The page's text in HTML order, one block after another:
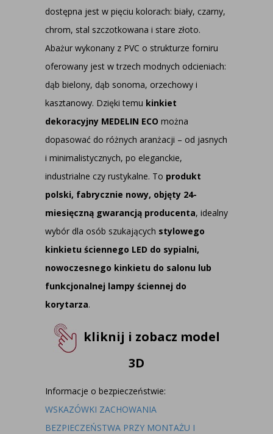
dostępna jest w pięciu kolorach: biały, czarny,
chrom, stal szczotkowana i stare złoto.
Abażur wykonany z PVC o strukturze forniru
oferowany jest w trzech modnych odcieniach:
dąb bielony, dąb sonoma, orzechowy i
kasztanowy. Dzięki temu kinkiet
dekoracyjny MEDELIN ECO można
dopasować do różnych aranżacji – od jasnych
i minimalistycznych, po eleganckie,
industrialne czy rustykalne. To produkt
polski, fabrycznie nowy, objęty 24-
miesięczną gwarancją producenta, idealny
wybór dla osób szukających stylowego
kinkietu ściennego LED do sypialni,
nowoczesnego kinkietu do salonu lub
funkcjonalnej lampy ściennej do
korytarza.
kliknij i zobacz model
3D
Informacje o bezpieczeństwie:
WSKAZÓWKI ZACHOWANIA
BEZPIECZEŃSTWA PRZY MONTAŻU I